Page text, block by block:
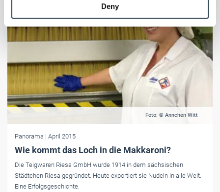
Weitere Informationen:Impressum Datenschutz
Deny
Foto: © Annchen Witt
Panorama | April 2015
Wie kommt das Loch in die Makkaroni?
Die Teigwaren Riesa GmbH wurde 1914 in dem sächsischen
Städtchen Riesa gegründet. Heute exportiert sie Nudeln in alle Welt.
Eine Erfolgsgeschichte.